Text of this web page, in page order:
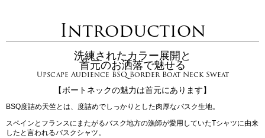
Introduction
洗練されたカラー展開と
首元のお洒落で魅せる
Upscape Audience BSQ Border Boat Neck Sweat
【ボートネックの魅力は首元にあります】
BSQ度詰め天竺とは、度詰めでしっかりとした肉厚なバスク生地。
スペインとフランスにまたがるバスク地方の漁師が愛用していたTシャツに由来
したと言われるバスクシャツ。